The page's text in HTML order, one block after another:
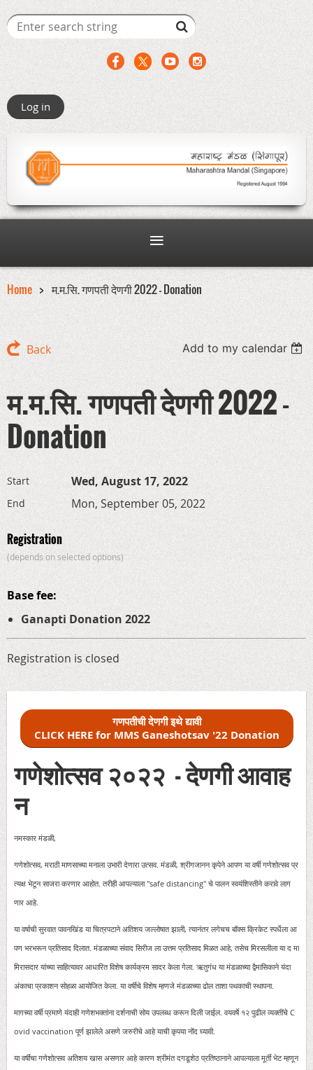
Log in
Home म.म.सि. गणपती देणगी 2022 - Donation
Back Add to my calendar
म.म.सि. गणपती देणगी 2022 -
Donation
Start Wed, August 17, 2022
End Mon, September 05, 2022
Registration
(depends on selected options)
Base fee:
Ganapti Donation 2022
Registration is closed
गणपतीची देणगी इथे द्यावी
CLICK HERE for MMS Ganeshotsav '22 Donation
गणेशोत्सव २०२२ -देणगीआवाह
न
नमस्कार मंडळी,
गणेशोत्सव, मराठी माणसाच्या मनाला उभारी देणारा उत्सव. मंडळी, श्रीगजानन कृपेने आपण या वर्षी गणेशोत्सव प्र
त्यक्ष भेटून साजरा करणार आहोत. तरीही आपल्याला "safe distancing" चे पालन स्वयंशिस्तीने करावे लाग
णार आहे.
या वर्षाची सुरवात पावनखिंड या चित्रपटाने अतिशय जल्लोषात झाली, त्यानंतर लगेचच बॉक्स क्रिकेट स्पर्धेला आ
पण भरभरून प्रतिसाद दिलात. मंडळाच्या संवाद सिरीज ला उत्तम प्रतिसाद मिळत आहे, तसेच मिरसलीला या द मा
मिरासदार यांच्या साहित्यावर आधारित विशेष कार्यक्रम सादर केला गेला. ऋतुगंध या मंडळाच्या द्वैमासिकाने यंदा
अंकाचा प्रकाशन सोहळा आयोजित केला. या वर्षीचे विशेष म्हणजे मंडळाच्या ढोल ताशा पथकाची स्थापना.
मागच्या वर्षी प्रमाणे यंदाही गणेशभक्तांना दर्शनाची सोय उपलब्ध करून दिली जाईल. वयवर्षे १२ पुढील व्यक्तींचे C
ovid vaccination पूर्ण झालेले असणे जरुरीचे आहे याची कृपया नोंद घ्यावी.
या वर्षीचा गणेशोत्सव अतिशय खास असणार आहे कारण श्रीमंत दगडूशेठ प्रतिष्ठानाने आपल्याला मूर्ती भेट म्हणून